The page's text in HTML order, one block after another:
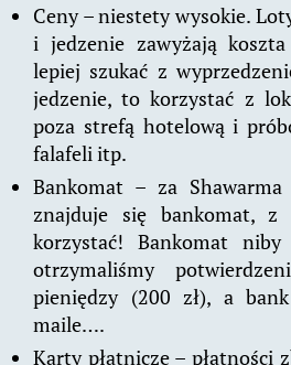
Ceny – niestety wysokie.
i jedzenie zawyżają
lepiej szukać z
jedzenie, to korzystać z
poza strefą hotelową i
falafeli itp.
Bankomat – za
znajduje się bankomat, z
korzystać! Bankomat niby
otrzymaliśmy
pieniędzy (200 zł), a
maile….
Karty płatnicze – płatności